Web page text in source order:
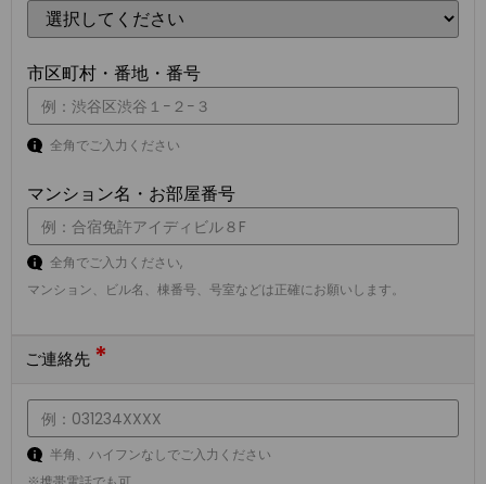
市区町村・番地・番号
全角でご入力ください
マンション名・お部屋番号
全角でご入力ください,
マンション、ビル名、棟番号、号室などは正確にお願いします。
ご連絡先 *
半角、ハイフンなしでご入力ください